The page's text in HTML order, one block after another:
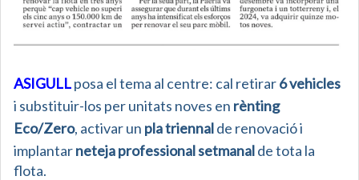
ASIGULLposa el tema al centre: cal retirar6 vehicles
i substituir-los per unitats noves en rènting
Eco/Zero, activar un pla triennalde renovació i
implantarneteja professional setmanalde tota la
flota.